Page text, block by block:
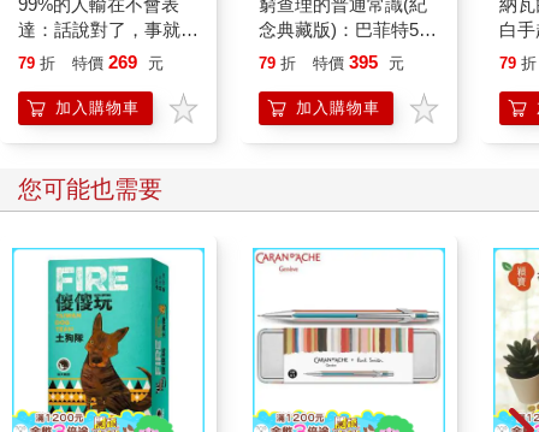
窮人單方面上傳自戀型照片到社群媒體上，反之，聰明的有錢人
並不會刻意在社群媒體上炫耀自己的財富，因為他們深知炫耀錢
財只會招來嫉妒，對他們毫無幫助。筆者採訪了一些韓國白手起
「在一無所有的時候，沒有什麼可以炫耀的，而在擁有很多可以
炫耀的東西後，就不能炫耀了，因為我比任何人都清楚，我的炫
這裡的重點是「聰明的」有錢人。有一些非白手起家的有錢人會
在社群媒體上炫耀。人們在看到類似「我是以兆為單位在賺錢的
人」、「我本身就是個奇蹟」等自戀型影片後，多少會覺得荒誕
無稽，進而拒絕購買那間公司的產品。
市場調查諮商公司哈理森集團的副會長吉姆•泰勒（Jim Taylor）
訪問了六千名美國有錢人，結果顯示，淨資產增加的有錢人的關
鍵特性就是對「低調奢華（Stealth Wealth）」的追求。89%的有
達：話說對了，事就成
了。公司裡該怎麼說
79 折 特價 269 元
加入購物車
念典藏版)：巴菲特50
年智慧合夥人查理．蒙
79 折 特價 395 元
加入購物車
白
矽
79 折
您可能也需要